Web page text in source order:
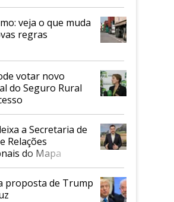
veja o que muda
regras
votar novo
do Seguro Rural
a Secretaria de
Relações
do Mapa
proposta de Trump